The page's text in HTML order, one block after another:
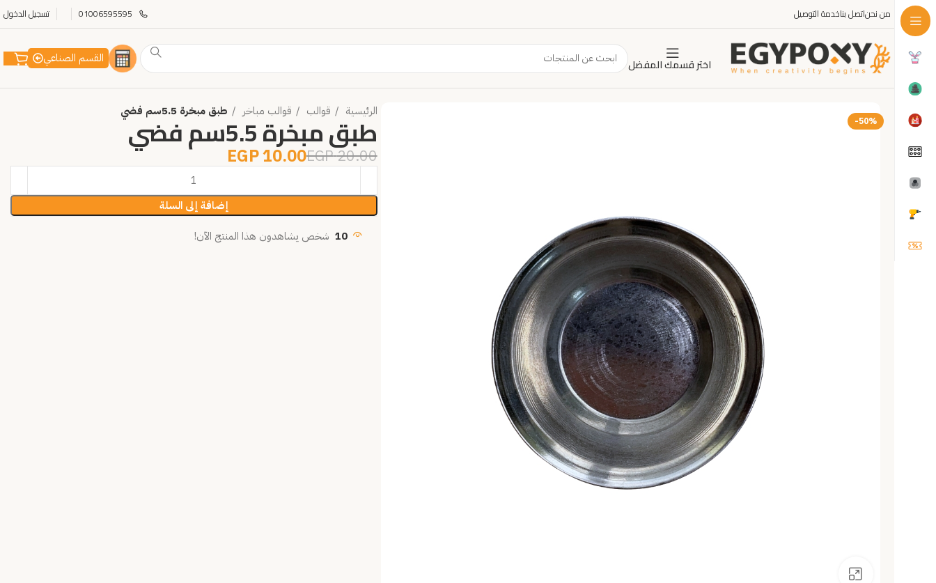
من نحناتصل بناخدمة التوصيل 01006595595 تسجيل الدخول
اختر قسمك المفضل القسم الصناعي
-50%
الرئيسية قوالب قوالب مباخر طبق مبخرة 5.5سم فضي طبق مبخرة 5.5سم فضي
20.00
EGP
10.00
EGP
إضافة إلى السلة
10 شخص يشاهدون هذا المنتج الآن!